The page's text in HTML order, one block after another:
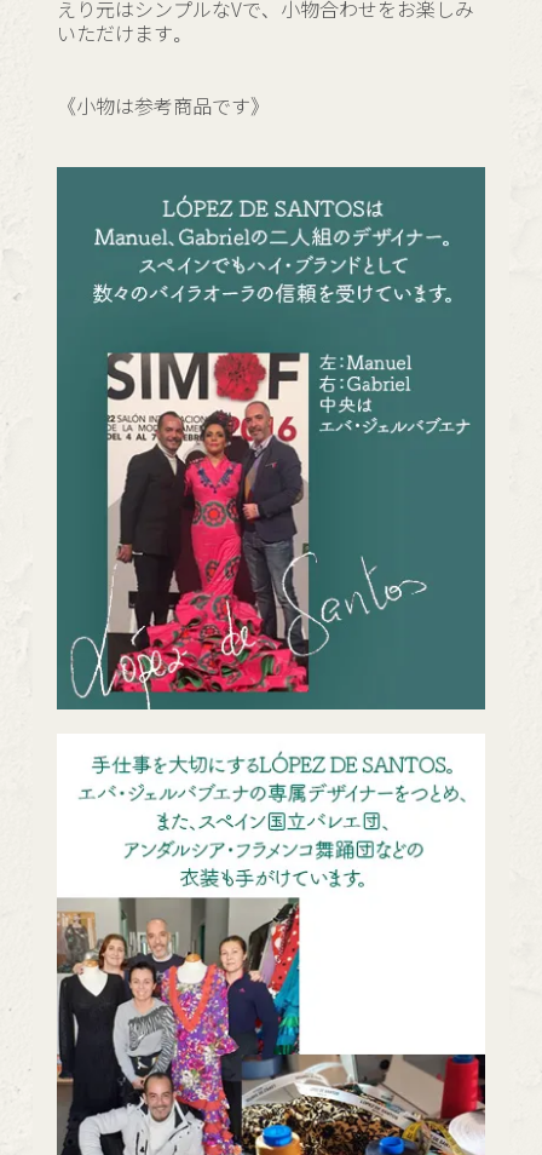
えり元はシンプルなVで、小物合わせをお楽しみ
いただけます。
《小物は参考商品です》